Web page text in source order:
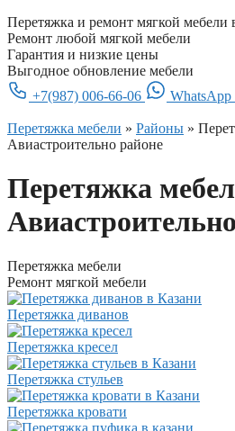
Перетяжка и ремонт мягкой мебели
Ремонт любой мягкой мебели
Гарантия и низкие цены
Выгодное обновление мебели
+7(987) 006-66-06
WhatsApp
Перетяжка мебели » Районы »
Авиастроительно районе
Перетяжка
Перетяжка мебели
Ремонт мягкой мебели
Перетяжка диванов
Перетяжка кресел
Перетяжка стульев
Перетяжка кровати